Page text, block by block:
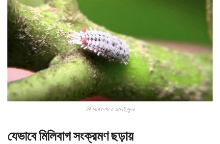
মিলিবাগ দেখতে এমনই সুন্দর
যেভাবে মিলিবাগ সংক্রমণ ছড়ায়